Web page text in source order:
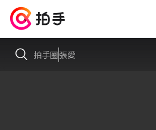
拍手圈張愛